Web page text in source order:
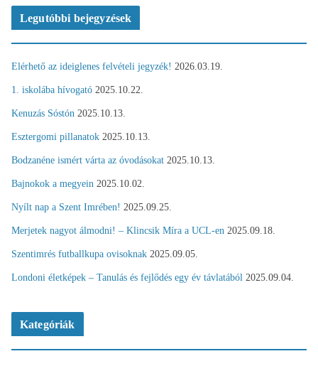
Legutóbbi bejegyzések
Elérhető az ideiglenes felvételi jegyzék! 2026.03.19.
1. iskolába hívogató 2025.10.22.
Kenuzás Sóstón 2025.10.13.
Esztergomi pillanatok 2025.10.13.
Bodzanéne ismért várta az óvodásokat 2025.10.13.
Bajnokok a megyein 2025.10.02.
Nyílt nap a Szent Imrében! 2025.09.25.
Merjetek nagyot álmodni! – Klincsik Míra a UCL-en 2025.09.18.
Szentimrés futballkupa ovisoknak 2025.09.05.
Londoni életképek – Tanulás és fejlődés egy év távlatából 2025.09.04.
Kategóriák